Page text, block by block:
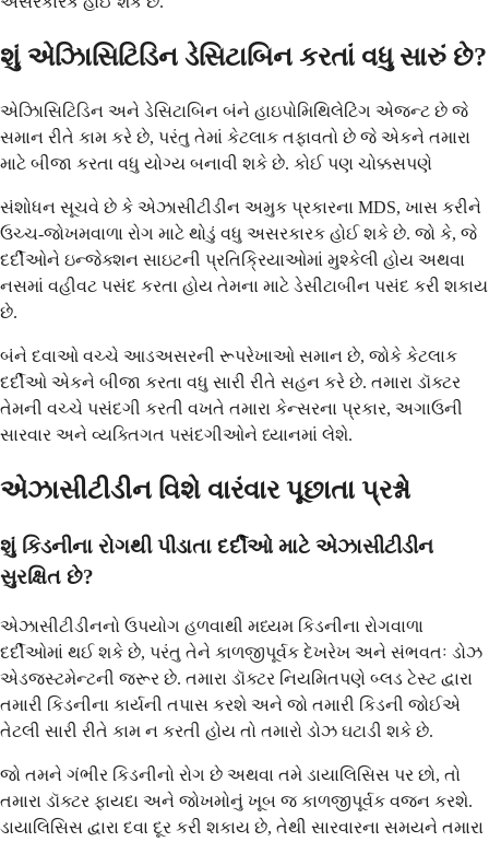
શું એઝાિસિટિડિન ડેસિટાબિન કરતાં વધુ સારું છે?
એઝાિસિટિડિન અને ડેસિટાબિન બંને હાઇપોમિથિલેટિંગ એજન્ટ છે જે
સમાન રીતે કામ કરે છે, પરંતુ તેમાં કેટલાક તફાવતો છે જે એકને તમારા
માટે બીજા કરતા વધુ યોગ્ય બનાવી શકે છે. કોઈ પણ ચોક્કસપણે
સંશોધન સૂચવે છે કે એઝાસીટીડીન અમુક પ્રકારના MDS, ખાસ કરીને
ઉચ્ચ-જોખમવાળા રોગ માટે થોડું વધુ અસરકારક હોઈ શકે છે. જો કે, જે
દર્દીઓને ઇન્જેક્શન સાઇટની પ્રતિક્રિયાઓમાં મુશ્કેલી હોય અથવા
નસમાં વહીવટ પસંદ કરતા હોય તેમના માટે ડેસીટાબીન પસંદ કરી શકાય
છે.
બંને દવાઓ વચ્ચે આડઅસરની રૂપરેખાઓ સમાન છે, જોકે કેટલાક
દર્દીઓ એકને બીજા કરતા વધુ સારી રીતે સહન કરે છે. તમારા ડૉક્ટર
તેમની વચ્ચે પસંદગી કરતી વખતે તમારા કેન્સરના પ્રકાર, અગાઉની
સારવાર અને વ્યક્તિગત પસંદગીઓને ધ્યાનમાં લેશે.
એઝાસીટીડીન વિશે વારંવાર પૂછાતા પ્રશ્નો
શું કિડનીના રોગથી પીડાતા દર્દીઓ માટે એઝાસીટીડીન
સુરક્ષિત છે?
એઝાસીટીડીનનો ઉપયોગ હળવાથી મધ્યમ કિડનીના રોગવાળા
દર્દીઓમાં થઈ શકે છે, પરંતુ તેને કાળજીપૂર્વક દેખરેખ અને સંભવતઃ ડોઝ
એડજસ્ટમેન્ટની જરૂર છે. તમારા ડૉક્ટર નિયમિતપણે બ્લડ ટેસ્ટ દ્વારા
તમારી કિડનીના કાર્યની તપાસ કરશે અને જો તમારી કિડની જોઈએ
તેટલી સારી રીતે કામ ન કરતી હોય તો તમારો ડોઝ ઘટાડી શકે છે.
જો તમને ગંભીર કિડનીનો રોગ છે અથવા તમે ડાયાલિસિસ પર છો, તો
તમારા ડૉક્ટર ફાયદા અને જોખમોનું ખૂબ જ કાળજીપૂર્વક વજન કરશે.
ડાયાલિસિસ દ્વારા દવા દૂર કરી શકાય છે, તેથી સારવારના સમયને તમારા